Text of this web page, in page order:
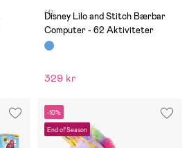
(1)
Disney Lilo and Stitch Bærbar
Computer - 62 Aktiviteter
329 kr
-10%
End of Season